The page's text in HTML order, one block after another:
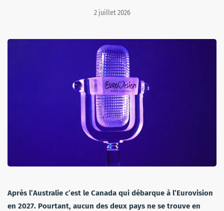
2 juillet 2026
Après l’Australie c’est le Canada qui débarque à l’Eurovision
en 2027. Pourtant, aucun des deux pays ne se trouve en